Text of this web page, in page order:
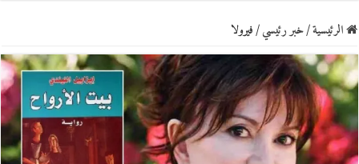
الرئيسية/خبر رئيسي/فيرولا